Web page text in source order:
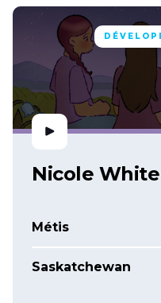
Nicole White
Métis
Saskatchewan